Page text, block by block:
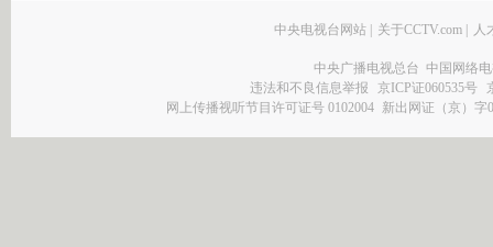
中央电视台网站 关于CCTV.com 人
中央广播电视总台 中国网络
违法和不良信息举报
京ICP证060535号
网上传播视听节目许可证号 0102004 新出网证（京）